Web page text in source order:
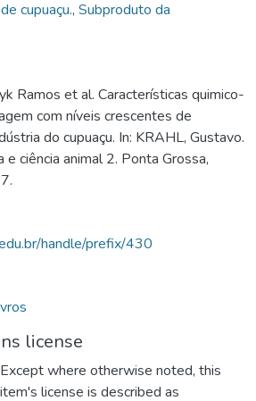
cupuaçu., Subproduto da
Ramos et al. Características quimico-
com níveis crescentes de
do cupuaçu. In: KRAHL, Gustavo.
ciência animal 2. Ponta Grossa,
handle/prefix/430
license
Except where otherwise noted, this
item's license is described as